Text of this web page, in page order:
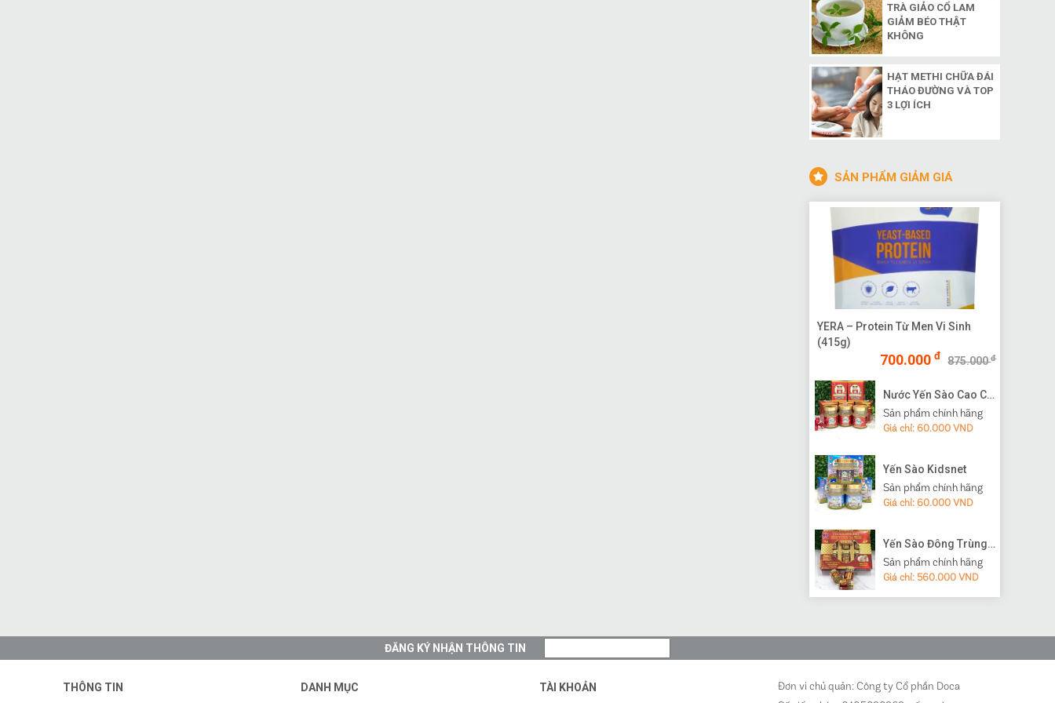
TRÀ GIẢO CỔ LAM
GIẢM BÉO THẬT
KHÔNG
HẠT METHI CHỮA ĐÁI
THÁO ĐƯỜNG VÀ TOP
3 LỢI ÍCH
SẢN PHẨM GIẢM GIÁ
YERA – Protein Từ Men Vi Sinh
(415g)
700.000đ 875.000đ
Nước Yến Sào Cao Cấp Vạn Tam
Sản phẩm chính hãng
Giá chỉ: 60.000 VND
Yến Sào Kidsnet
Sản phẩm chính hãng
Giá chỉ: 60.000 VND
Yến Sào Đông Trùng Hạ Thảo
Sản phẩm chính hãng
Giá chỉ: 560.000 VND
ĐĂNG KÝ NHẬN THÔNG TIN
THÔNG TIN DANH MỤC TÀI KHOẢN
Đơn vi chủ quản: Công ty Cổ phần Doca